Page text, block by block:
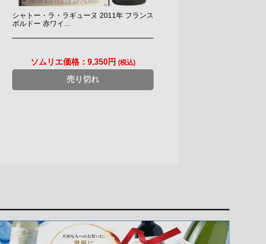
シャトー・ラ・ラギューヌ 2011年 フランス
ボルドー 赤ワイ...
ソムリエ価格： 9,350円 (税込)
売り切れ